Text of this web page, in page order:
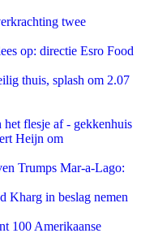
twee
op: directie Esro Food
thuis, splash om 2.07
flesje af - gekkenhuis
Heijn om
Trumps Mar-a-Lago:
Kharg in beslag nemen
100 Amerikaanse